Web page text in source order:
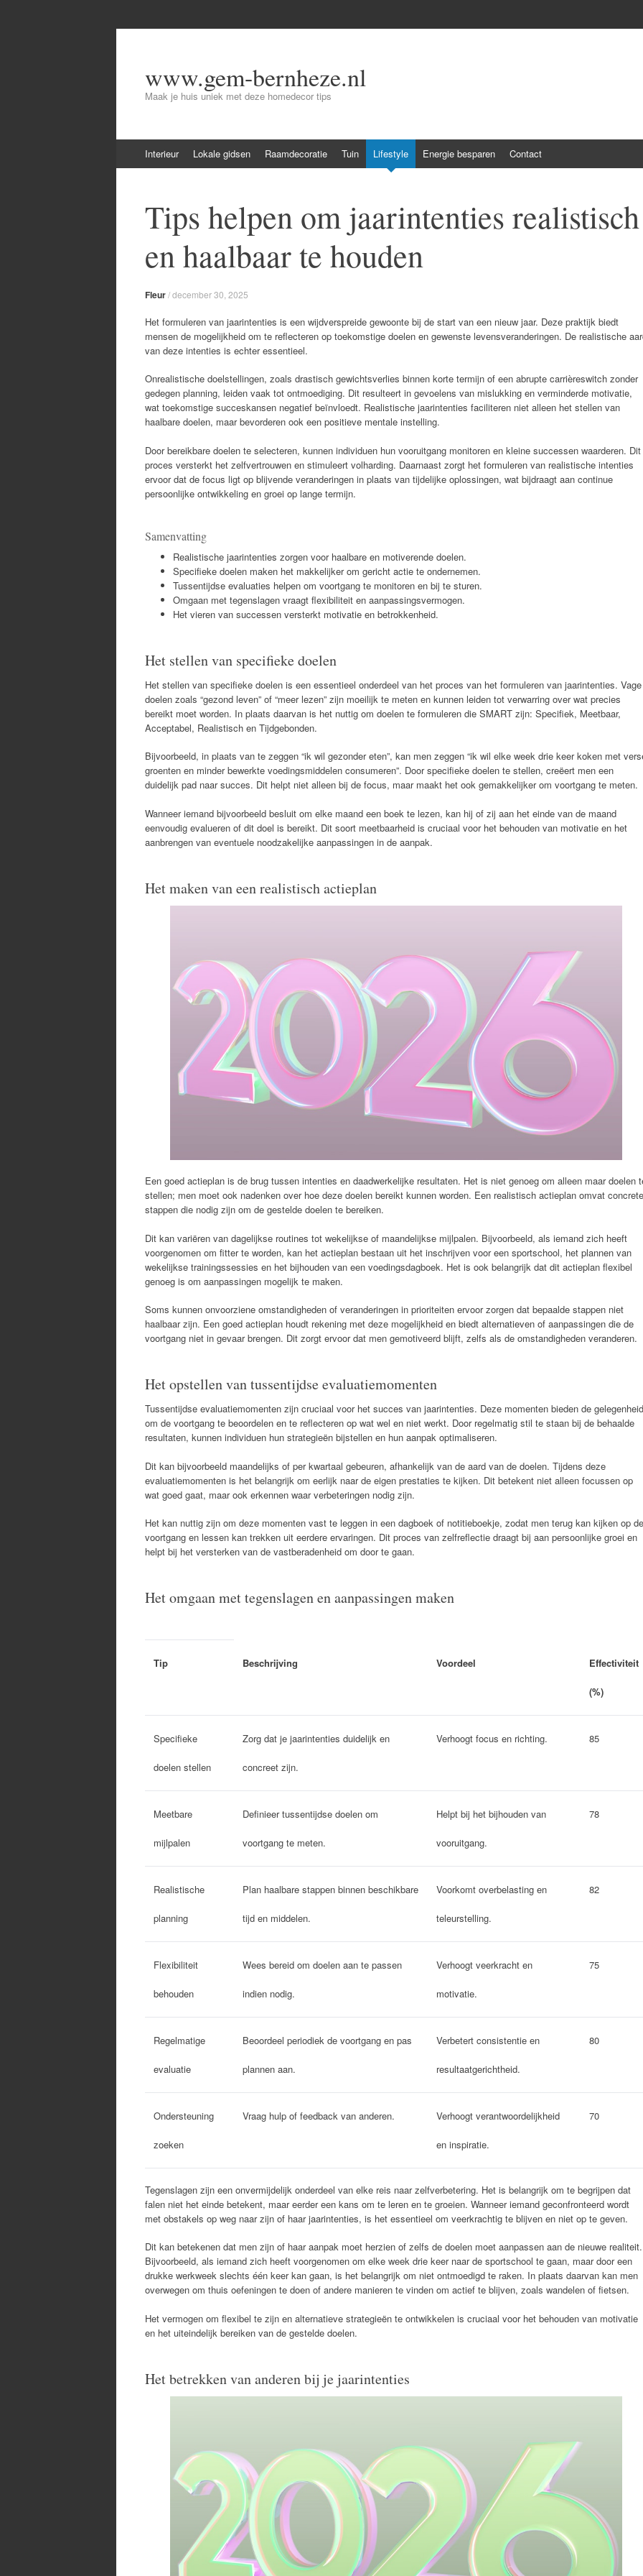
www.gem-bernheze.nl
Maak je huis uniek met deze homedecor tips
to
Interieur Lokale gidsen Raamdecoratie Tuin Lifestyle Energie besparen Contact
Tips helpen om jaarintenties realistisch
en haalbaar te houden
Fleur/december 30, 2025
Het formuleren van jaarintenties is een wijdverspreide gewoonte bij de start van een nieuw jaar. Deze praktijk biedt
mensen de mogelijkheid om te reflecteren op toekomstige doelen en gewenste levensveranderingen. De realistische
van deze intenties is echter essentieel.
Onrealistische doelstellingen, zoals drastisch gewichtsverlies binnen korte termijn of een abrupte carrièreswitch zonder
gedegen planning, leiden vaak tot ontmoediging. Dit resulteert in gevoelens van mislukking en verminderde motivatie,
wat toekomstige succeskansen negatief beïnvloedt. Realistische jaarintenties faciliteren niet alleen het stellen van
haalbare doelen, maar bevorderen ook een positieve mentale instelling.
Door bereikbare doelen te selecteren, kunnen individuen hun vooruitgang monitoren en kleine successen waarderen. Dit
proces versterkt het zelfvertrouwen en stimuleert volharding. Daarnaast zorgt het formuleren van realistische intenties
ervoor dat de focus ligt op blijvende veranderingen in plaats van tijdelijke oplossingen, wat bijdraagt aan continue
persoonlijke ontwikkeling en groei op lange termijn.
Samenvatting
Realistische jaarintenties zorgen voor haalbare en motiverende doelen.
Specifieke doelen maken het makkelijker om gericht actie te ondernemen.
Tussentijdse evaluaties helpen om voortgang te monitoren en bij te sturen.
Omgaan met tegenslagen vraagt flexibiliteit en aanpassingsvermogen.
Het vieren van successen versterkt motivatie en betrokkenheid.
Het stellen van specifieke doelen
Het stellen van specifieke doelen is een essentieel onderdeel van het proces van het formuleren van jaarintenties. Vage
doelen zoals “gezond leven” of “meer lezen” zijn moeilijk te meten en kunnen leiden tot verwarring over wat precies
bereikt moet worden. In plaats daarvan is het nuttig om doelen te formuleren die SMART zijn: Specifiek, Meetbaar,
Acceptabel, Realistisch en Tijdgebonden.
Bijvoorbeeld, in plaats van te zeggen “ik wil gezonder eten”, kan men zeggen “ik wil elke week drie keer koken met
groenten en minder bewerkte voedingsmiddelen consumeren”. Door specifieke doelen te stellen, creëert men een
duidelijk pad naar succes. Dit helpt niet alleen bij de focus, maar maakt het ook gemakkelijker om voortgang te meten.
Wanneer iemand bijvoorbeeld besluit om elke maand een boek te lezen, kan hij of zij aan het einde van de maand
eenvoudig evalueren of dit doel is bereikt. Dit soort meetbaarheid is cruciaal voor het behouden van motivatie en het
aanbrengen van eventuele noodzakelijke aanpassingen in de aanpak.
Het maken van een realistisch actieplan
Een goed actieplan is de brug tussen intenties en daadwerkelijke resultaten. Het is niet genoeg om alleen maar doelen
stellen; men moet ook nadenken over hoe deze doelen bereikt kunnen worden. Een realistisch actieplan omvat concrete
stappen die nodig zijn om de gestelde doelen te bereiken.
Dit kan variëren van dagelijkse routines tot wekelijkse of maandelijkse mijlpalen. Bijvoorbeeld, als iemand zich heeft
voorgenomen om fitter te worden, kan het actieplan bestaan uit het inschrijven voor een sportschool, het plannen van
wekelijkse trainingssessies en het bijhouden van een voedingsdagboek. Het is ook belangrijk dat dit actieplan flexibel
genoeg is om aanpassingen mogelijk te maken.
Soms kunnen onvoorziene omstandigheden of veranderingen in prioriteiten ervoor zorgen dat bepaalde stappen niet
haalbaar zijn. Een goed actieplan houdt rekening met deze mogelijkheid en biedt alternatieven of aanpassingen die de
voortgang niet in gevaar brengen. Dit zorgt ervoor dat men gemotiveerd blijft, zelfs als de omstandigheden veranderen.
Het opstellen van tussentijdse evaluatiemomenten
Tussentijdse evaluatiemomenten zijn cruciaal voor het succes van jaarintenties. Deze momenten bieden de gelegenheid
om de voortgang te beoordelen en te reflecteren op wat wel en niet werkt. Door regelmatig stil te staan bij de behaalde
resultaten, kunnen individuen hun strategieën bijstellen en hun aanpak optimaliseren.
Dit kan bijvoorbeeld maandelijks of per kwartaal gebeuren, afhankelijk van de aard van de doelen. Tijdens deze
evaluatiemomenten is het belangrijk om eerlijk naar de eigen prestaties te kijken. Dit betekent niet alleen focussen op
wat goed gaat, maar ook erkennen waar verbeteringen nodig zijn.
Het kan nuttig zijn om deze momenten vast te leggen in een dagboek of notitieboekje, zodat men terug kan kijken op de
voortgang en lessen kan trekken uit eerdere ervaringen. Dit proces van zelfreflectie draagt bij aan persoonlijke groei en
helpt bij het versterken van de vastberadenheid om door te gaan.
Het omgaan met tegenslagen en aanpassingen maken
Tip Beschrijving Voordeel Effectiviteit
(%)
Specifieke
doelen stellen
Zorg dat je jaarintenties duidelijk en
concreet zijn.
Verhoogt focus en richting. 85
Meetbare
mijlpalen
Definieer tussentijdse doelen om
voortgang te meten.
Helpt bij het bijhouden van
vooruitgang.
78
Realistische
planning
Plan haalbare stappen binnen beschikbare
tijd en middelen.
Voorkomt overbelasting en
teleurstelling.
82
Flexibiliteit
behouden
Wees bereid om doelen aan te passen
indien nodig.
Verhoogt veerkracht en
motivatie.
75
Regelmatige
evaluatie
Beoordeel periodiek de voortgang en pas
plannen aan.
Verbetert consistentie en
resultaatgerichtheid.
80
Ondersteuning
zoeken
Vraag hulp of feedback van anderen. Verhoogt verantwoordelijkheid
en inspiratie.
70
Tegenslagen zijn een onvermijdelijk onderdeel van elke reis naar zelfverbetering. Het is belangrijk om te begrijpen dat
falen niet het einde betekent, maar eerder een kans om te leren en te groeien. Wanneer iemand geconfronteerd wordt
met obstakels op weg naar zijn of haar jaarintenties, is het essentieel om veerkrachtig te blijven en niet op te geven.
Dit kan betekenen dat men zijn of haar aanpak moet herzien of zelfs de doelen moet aanpassen aan de nieuwe realiteit.
Bijvoorbeeld, als iemand zich heeft voorgenomen om elke week drie keer naar de sportschool te gaan, maar door een
drukke werkweek slechts één keer kan gaan, is het belangrijk om niet ontmoedigd te raken. In plaats daarvan kan men
overwegen om thuis oefeningen te doen of andere manieren te vinden om actief te blijven, zoals wandelen of fietsen.
Het vermogen om flexibel te zijn en alternatieve strategieën te ontwikkelen is cruciaal voor het behouden van motivatie
en het uiteindelijk bereiken van de gestelde doelen.
Het betrekken van anderen bij je jaarintenties